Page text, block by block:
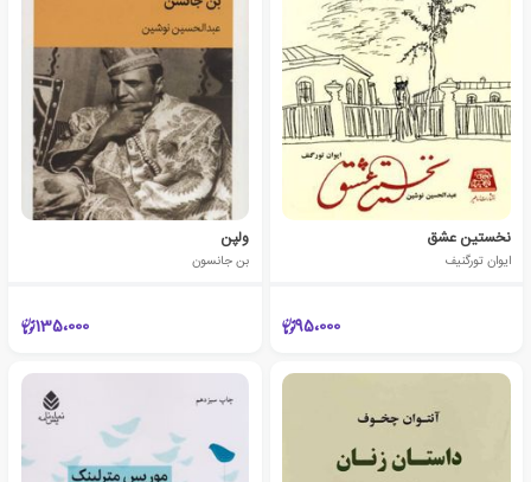
نخستین عشق
ایوان تورگنیف
95،000
ولپن
بن جانسون
135،000